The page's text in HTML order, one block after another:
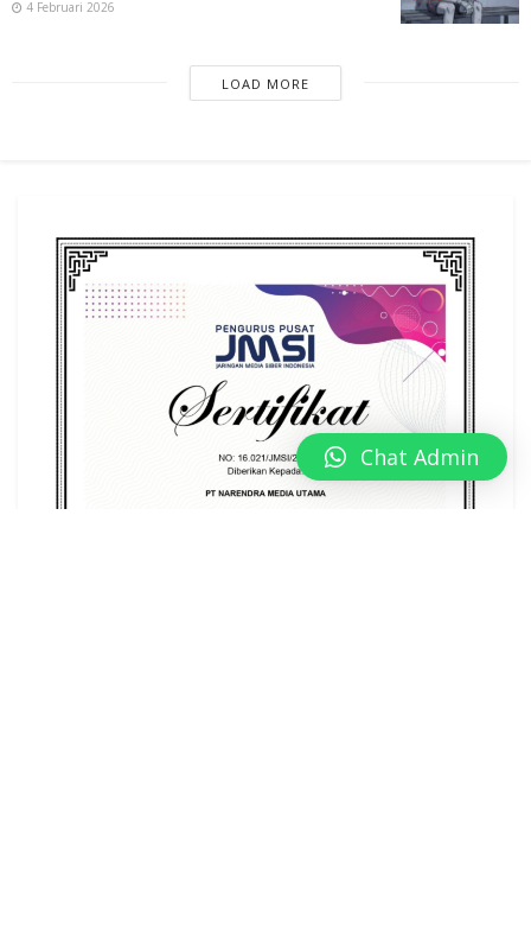
4 Februari 2026
LOAD MORE
Chat Admin